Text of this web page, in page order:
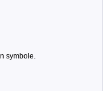
symbole.